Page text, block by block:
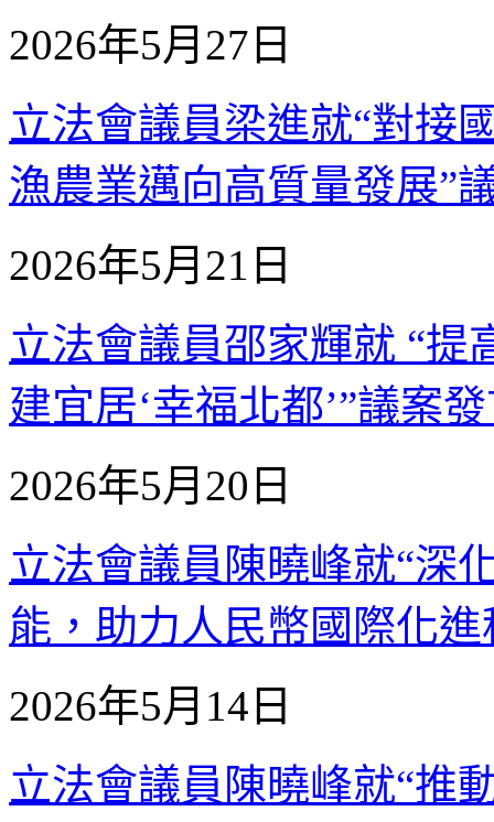
2026年5月27日
立法會議員梁進就“對接
漁農業邁向高質量發展”
2026年5月21日
立法會議員邵家輝就 “提
建宜居‘幸福北都’”議案
2026年5月20日
立法會議員陳曉峰就“深
能，助力人民幣國際化
2026年5月14日
立法會議員陳曉峰就“推